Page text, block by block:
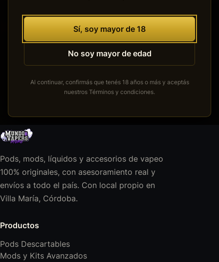
Sí, soy mayor de 18
No soy mayor de edad
Al continuar, confirmás que tenés 18 años o más y aceptás
nuestros Términos y condiciones.
Se está cocinando algo grande. Nuestra tienda está en
obras y pronto abrirá sus puertas.
Pods, mods, líquidos y accesorios de vapeo
100% originales, con asesoramiento real y
envíos a todo el país. Con local propio en
Villa María, Córdoba.
Productos
Pods Descartables
Mods y Kits Avanzados